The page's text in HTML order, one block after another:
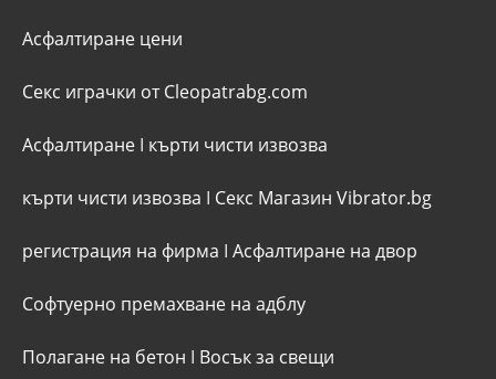
Асфалтиране цени
Секс играчки от Cleopatrabg.com
Асфалтиране I кърти чисти извозва
кърти чисти извозва I Секс Магазин Vibrator.bg
регистрация на фирма I Асфалтиране на двор
Софтуерно премахване на адблу
Полагане на бетон I Восък за свещи